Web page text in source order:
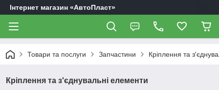
Інтернет магазин «АвтоПласт»
Товари та послуги Запчастини Кріплення та
Кріплення та з'єднувальні елементи